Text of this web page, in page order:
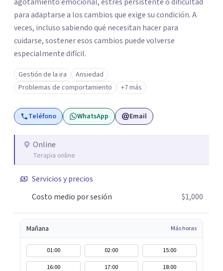
para adaptarse a los cambios que exige su condición. A
veces, incluso sabiendo qué necesitan hacer para
cuidarse, sostener esos cambios puede volverse
especialmente difícil.
Gestión de la ira
Ansiedad
Problemas de comportamiento
+7 más
Teléfono WhatsApp Email
Online
Terapia online
Servicios y precios
Costo medio por sesión
$1,000
Mañana Más horas
01:00 02:00
15:00
16:00
17:00 18:00